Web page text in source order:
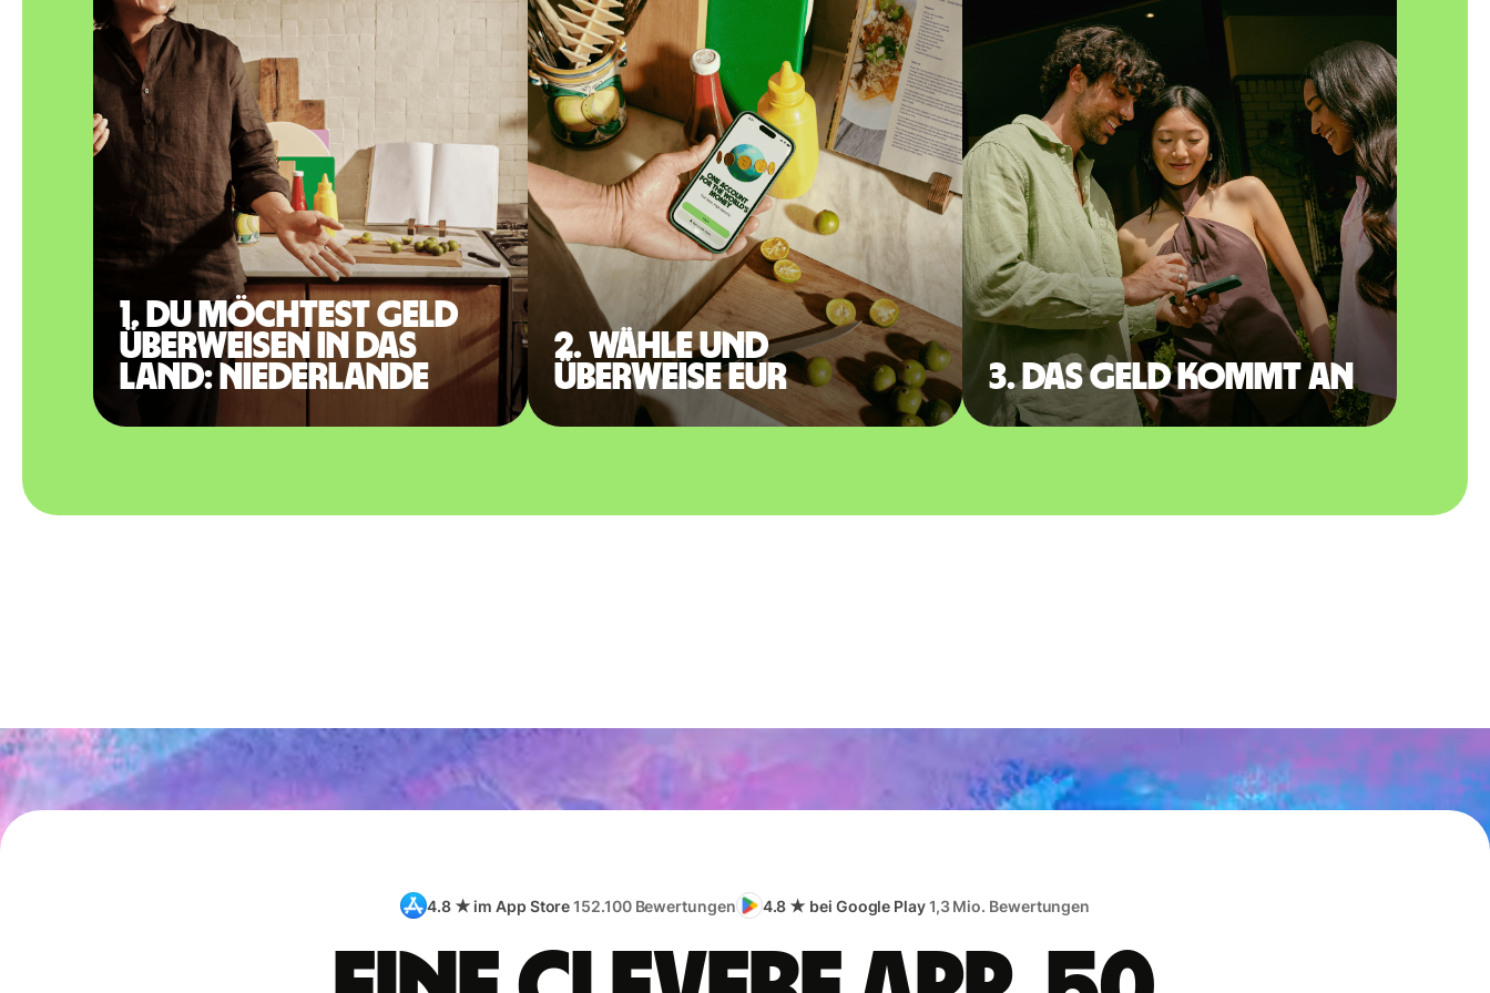
1. Du möchtest Geld
überweisen in das
Land: Niederlande
2. Wähle und
überweise EUR
3. Das Geld kommt an
4.8 ★ im App Store152.100 Bewertungen 4.8 ★ bei Google Play1,3 Mio. Bewertungen